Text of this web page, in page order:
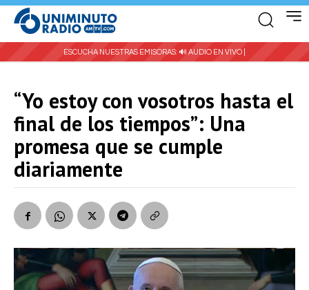
ESCUCHA NUESTRAS EMISORAS: 🔊 AUDIO EN VIVO |
“Yo estoy con vosotros hasta el
final de los tiempos”: Una
promesa que se cumple
diariamente